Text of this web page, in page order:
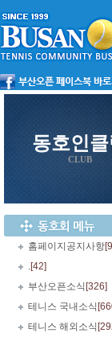
동호인클
CLUB
홈페이지공지사항
.[42]
부산오픈소식 [326]
테니스 국내소식
테니스 해외소식